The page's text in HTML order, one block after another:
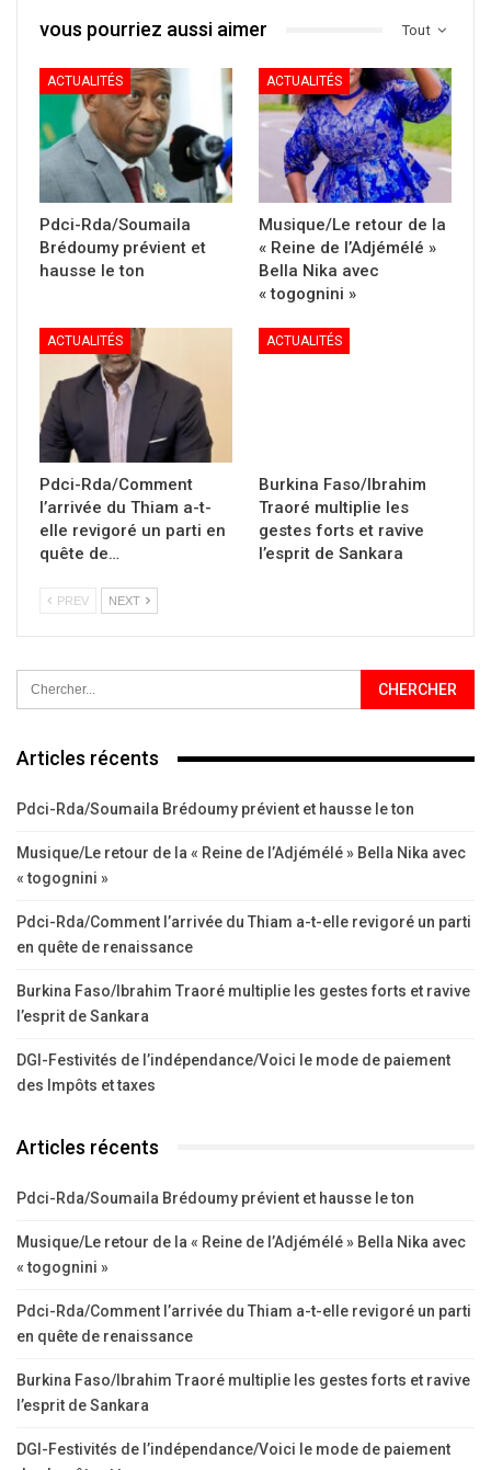
Tout
vous pourriez aussi aimer
ACTUALITÉS
Pdci-Rda/Soumaila
Brédoumy prévient et
hausse le ton
ACTUALITÉS
Musique/Le retour de la
« Reine de l’Adjémélé »
Bella Nika avec
« togognini »
ACTUALITÉS
Pdci-Rda/Comment
l’arrivée du Thiam a-t-
elle revigoré un parti en
quête de…
ACTUALITÉS
Burkina Faso/Ibrahim
Traoré multiplie les
gestes forts et ravive
l’esprit de Sankara
PREV NEXT
Articles récents
Pdci-Rda/Soumaila Brédoumy prévient et hausse le ton
Musique/Le retour de la « Reine de l’Adjémélé » Bella Nika avec
« togognini »
Pdci-Rda/Comment l’arrivée du Thiam a-t-elle revigoré un parti
en quête de renaissance
Burkina Faso/Ibrahim Traoré multiplie les gestes forts et ravive
l’esprit de Sankara
DGI-Festivités de l’indépendance/Voici le mode de paiement
des Impôts et taxes
Articles récents
Pdci-Rda/Soumaila Brédoumy prévient et hausse le ton
Musique/Le retour de la « Reine de l’Adjémélé » Bella Nika avec
« togognini »
Pdci-Rda/Comment l’arrivée du Thiam a-t-elle revigoré un parti
en quête de renaissance
Burkina Faso/Ibrahim Traoré multiplie les gestes forts et ravive
l’esprit de Sankara
DGI-Festivités de l’indépendance/Voici le mode de paiement